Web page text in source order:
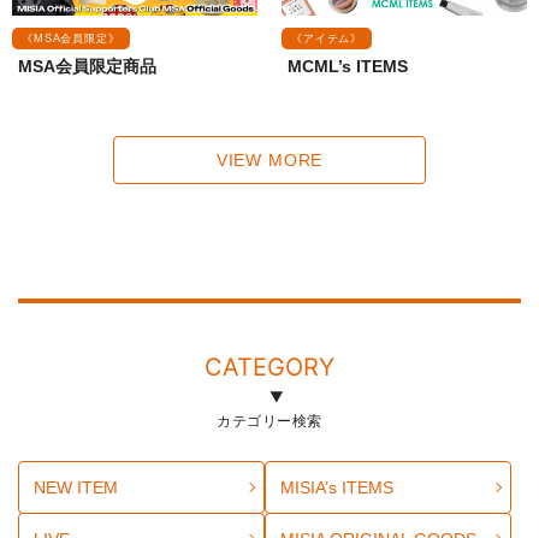
《MSA会員限定》
MSA会員限定商品
《アイテム》
MCML’s ITEMS
VIEW MORE
CATEGORY
カテゴリー検索
NEW ITEM MISIA’s ITEMS